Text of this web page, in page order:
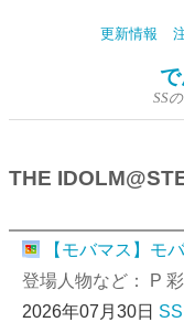
更新情報
SS
THE
【モバマス】モ
登場人物など： P
2026年07月30日